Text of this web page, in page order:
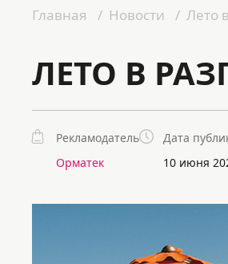
Главная Новости Лето
ЛЕТО В
Рекламодатель
Орматек
Дата
10 июня